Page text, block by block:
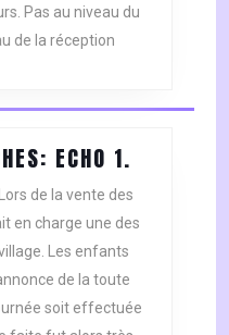
Pas au niveau du
de la réception
ECHO 1.
DE
ECHO
de la vente des
en charge une des
Les enfants
de la toute
soit effectuée